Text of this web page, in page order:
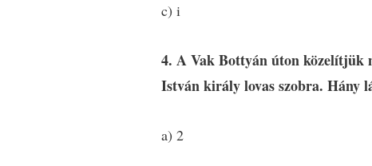
c) i
4. A Vak Bottyán úton közelítjük
István király lovas szobra. Hány
a) 2